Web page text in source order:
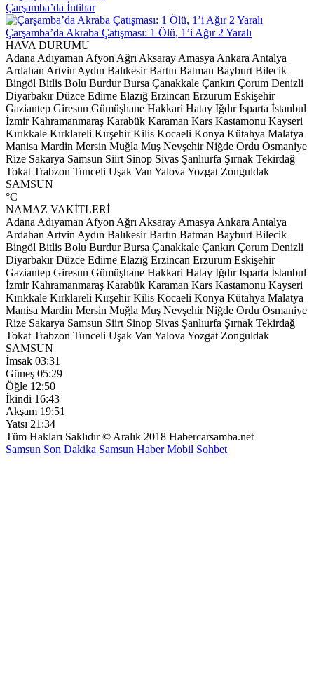
Çarşamba’da İntihar
Çarşamba’da Akraba Çatışması: 1 Ölü, 1’i Ağır 2 Yaralı
HAVA DURUMU
Adana Adıyaman Afyon Ağrı Aksaray Amasya Ankara Antalya
Ardahan Artvin Aydın Balıkesir Bartın Batman Bayburt Bilecik
Bingöl Bitlis Bolu Burdur Bursa Çanakkale Çankırı Çorum Denizli
Diyarbakır Düzce Edirne Elazığ Erzincan Erzurum Eskişehir
Gaziantep Giresun Gümüşhane Hakkari Hatay Iğdır Isparta İstanbul
İzmir Kahramanmaraş Karabük Karaman Kars Kastamonu Kayseri
Kırıkkale Kırklareli Kırşehir Kilis Kocaeli Konya Kütahya Malatya
Manisa Mardin Mersin Muğla Muş Nevşehir Niğde Ordu Osmaniye
Rize Sakarya Samsun Siirt Sinop Sivas Şanlıurfa Şırnak Tekirdağ
Tokat Trabzon Tunceli Uşak Van Yalova Yozgat Zonguldak
SAMSUN
°C
NAMAZ VAKİTLERİ
Adana Adıyaman Afyon Ağrı Aksaray Amasya Ankara Antalya
Ardahan Artvin Aydın Balıkesir Bartın Batman Bayburt Bilecik
Bingöl Bitlis Bolu Burdur Bursa Çanakkale Çankırı Çorum Denizli
Diyarbakır Düzce Edirne Elazığ Erzincan Erzurum Eskişehir
Gaziantep Giresun Gümüşhane Hakkari Hatay Iğdır Isparta İstanbul
İzmir Kahramanmaraş Karabük Karaman Kars Kastamonu Kayseri
Kırıkkale Kırklareli Kırşehir Kilis Kocaeli Konya Kütahya Malatya
Manisa Mardin Mersin Muğla Muş Nevşehir Niğde Ordu Osmaniye
Rize Sakarya Samsun Siirt Sinop Sivas Şanlıurfa Şırnak Tekirdağ
Tokat Trabzon Tunceli Uşak Van Yalova Yozgat Zonguldak
SAMSUN
İmsak 03:31
Güneş 05:29
Öğle 12:50
İkindi 16:43
Akşam 19:51
Yatsı 21:34
Tüm Hakları Saklıdır © Aralık 2018 Habercarsamba.net
Samsun Son Dakika Samsun HaberMobil Sohbet